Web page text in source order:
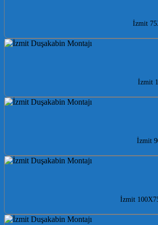
İzmit
İzmit
İzmit
İzmit